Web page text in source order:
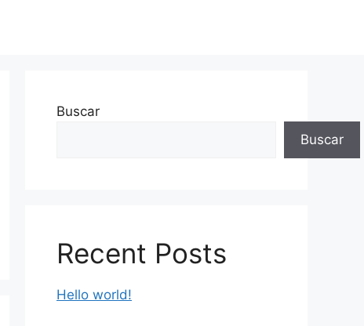
Buscar
Buscar
Recent Posts
Hello world!